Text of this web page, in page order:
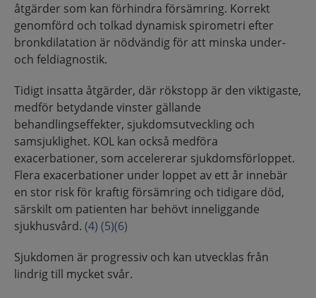
åtgärder som kan förhindra försämring. Korrekt
genomförd och tolkad dynamisk spirometri efter
bronkdilatation är nödvändig för att minska under-
och feldiagnostik.
Tidigt insatta åtgärder, där rökstopp är den viktigaste,
medför betydande vinster gällande
behandlingseffekter, sjukdomsutveckling och
samsjuklighet. KOL kan också medföra
exacerbationer, som accelererar sjukdomsförloppet.
Flera exacerbationer under loppet av ett år innebär
en stor risk för kraftig försämring och tidigare död,
särskilt om patienten har behövt inneliggande
sjukhusvård. (4) (5)(6)
Sjukdomen är progressiv och kan utvecklas från
lindrig till mycket svår.